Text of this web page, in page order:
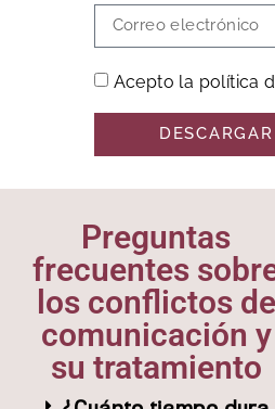
Acepto la política
Preguntas
frecuentes
los conflictos de
comunicación y
su tratamiento